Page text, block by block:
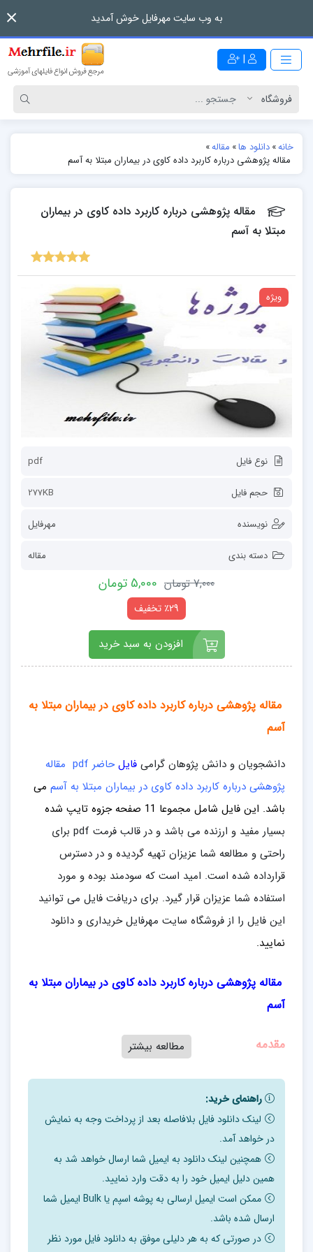
به وب سایت مهرفایل خوش آمدید
|
خانه»دانلود ها» مقاله»
مقاله پژوهشی درباره کاربرد داده کاوی در بیماران مبتلا به آسم
مقاله پژوهشی درباره کاربرد داده کاوی در بیماران
مبتلا به آسم
ویژه
نوع فایل pdf
حجم فایل 277KB
نویسنده مهرفایل
دسته بندی مقاله
7,000 تومان 5,000 تومان
٪29 تخفیف
افزودن به سبد خرید
مقاله پژوهشی درباره کاربرد داده کاوی در بیماران مبتلا به
آسم
دانشجویان و دانش پژوهان گرامی فایل
حاضر pdf مقاله
پژوهشی درباره کاربرد داده کاوی در بیماران مبتلا به آسم می
باشد. این فایل شامل مجموعا 11
صفحه جزوه تایپ شده
بسیار مفید و ارزنده می باشد و در قالب فرمت pdf برای
راحتی و مطالعه شما عزیزان تهیه گردیده و در دسترس
قرارداده شده است. امید است که سودمند بوده و مورد
استفاده شما عزیزان قرار گیرد. برای دریافت فایل می توانید
این فایل را از فروشگاه سایت مهرفایل خریداری و دانلود
نمایید.
مقاله پژوهشی درباره کاربرد داده کاوی در بیماران مبتلا به
آسم
مقدمه
داده کاوی به عنوان فرآیندی برای یافتن الگوها و ارتباطات در
پایگاه داده ها به همراه استفاده از اطلاعات برای ساختن مدل
های پیش بینی تعریف شده است . همچنین از آن به عنوان
فرآیندی برای انتخاب ، اکتشاف و ساختن مدلها با استفاده از
انبوه داده های ذخیره شده برای کشف الگوهای از پیش
موجود نیز ذکر می شود.
از داده کاوی برای شناسایی روابط و الگوهای نو، صحیح ،
قابل فهم و بصورت بالقوه مفید در درون داده ها با استفاده از
مطالعه بیشتر
راهنمای خرید:
لینک دانلود فایل بلافاصله بعد از پرداخت وجه به نمایش
در خواهد آمد.
همچنین لینک دانلود به ایمیل شما ارسال خواهد شد به
همین دلیل ایمیل خود را به دقت وارد نمایید.
ممکن است ایمیل ارسالی به پوشه اسپم یا Bulk ایمیل شما
ارسال شده باشد.
در صورتی که به هر دلیلی موفق به دانلود فایل مورد نظر